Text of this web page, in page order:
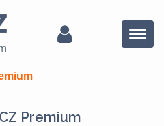
Menu
Premium